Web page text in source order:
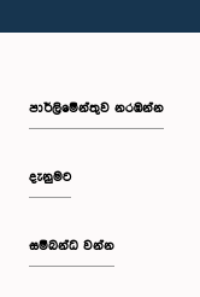
පාර්ලි‌මේන්තුව නරඹන්න
දැනුමට
සම්බන්ධ වන්න